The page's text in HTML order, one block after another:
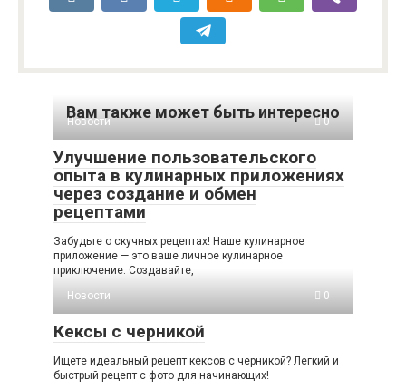
Вам также может быть интересно
Новости 0
Улучшение пользовательского
опыта в кулинарных приложениях
через создание и обмен
рецептами
Забудьте о скучных рецептах! Наше кулинарное
приложение — это ваше личное кулинарное
приключение. Создавайте,
Новости
0
Кексы с черникой
Ищете идеальный рецепт кексов с черникой? Легкий и
быстрый рецепт с фото для начинающих!